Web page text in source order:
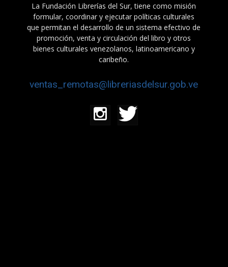
La Fundación Librerías del Sur, tiene como misión
formular, coordinar y ejecutar políticas culturales
que permitan el desarrollo de un sistema efectivo de
promoción, venta y circulación del libro y otros
bienes culturales venezolanos, latinoamericano y
caribeño.
ventas_remotas@libreriasdelsur.gob.ve